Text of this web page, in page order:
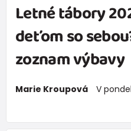
Letné tábory
deťom so
zoznam výbavy
Marie Kroupová V